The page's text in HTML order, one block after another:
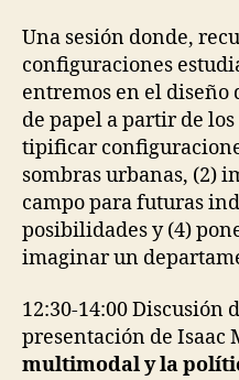
Una sesión donde,
configuraciones
entremos en el diseño
de papel a partir de
tipificar
sombras urbanas, (2)
campo para futuras
posibilidades y (4)
imaginar un
12:30-14:00 Discusión
presentación de Isaac
multimodal y la